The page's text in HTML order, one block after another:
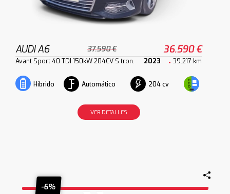
AUDI A6 37.590 € 36.590 €
Avant Sport 40 TDI 150kW 204CV S tron. 2023 39.217 km
Híbrido Automático 204 cv
VER DETALLES
-6%